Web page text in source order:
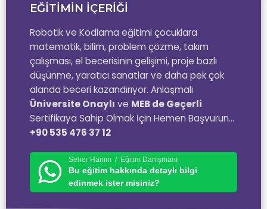
EĞİTİMİN İÇERİĞİ
Robotik ve Kodlama eğitimi çocuklara
matematik, bilim, problem çözme, takım
çalışması, el becerisinin gelişimi, proje bazlı
düşünme, yaratıcı sanatlar ve daha pek çok
alanda beceri kazandırıyor. Anlaşmalı
Üniversite Onaylı ve MEB de Geçerli
Sertifikaya Sahip Olmak İçin Hemen Başvurun…
+90 535 476 37 12
Seher Hanım / Eğitim Danışmanı
Bu eğitim hakkında detaylı bilgi
edinmek ister misiniz?